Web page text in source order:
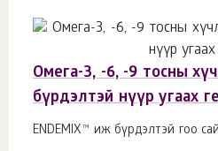
Омега-3, -6, -9 тосны
бүрдэлтэй нүүр угаах
ENDEMIX™ иж бүрдэлтэй гоо